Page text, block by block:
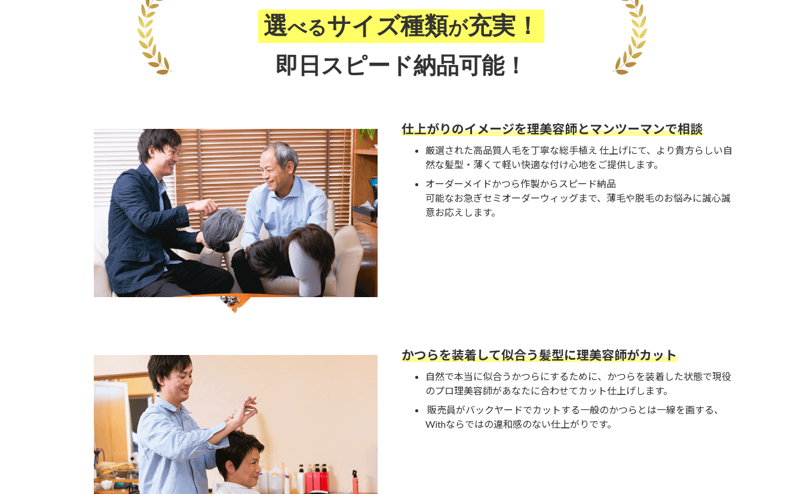
選べるサイズ種類が充実！
即日スピード納品可能！
仕上がりのイメージを理美容師とマンツーマンで相談
厳選された高品質人毛を丁寧な総手植え 仕上げにて、より貴方らしい自
然な髪型・薄くて軽い快適な付け心地をご提供します。
オーダーメイドかつら作製からスピード納品
可能なお急ぎセミオーダーウィッグまで、薄毛や脱毛のお悩みに誠心誠
意お応えします。
かつらを装着して似合う髪型に理美容師がカット
自然で本当に似合うかつらにするために、かつらを装着した状態で現役
のプロ理美容師があなたに合わせてカット仕上げします。
販売員がバックヤードでカットする一般のかつらとは一線を画する、
Withならではの違和感のない仕上がりです。